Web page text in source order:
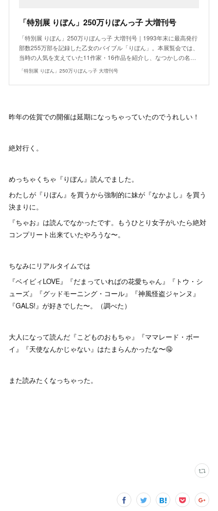
「特別展 りぼん」250万りぼんっ子 大増刊号
「特別展 りぼん」250万りぼんっ子 大増刊号｜1993年末に最高発行
部数255万部を記録した乙女のバイブル「りぼん」。本展覧会では、
当時の人気を支えていた11作家・16作品を紹介し、なつかしの名…
「特別展 りぼん」250万りぼんっ子 大増刊号
昨年の佐賀での開催は延期になっちゃっていたのでうれしい！
絶対行く。
めっちゃくちゃ『りぼん』読んでました。
わたしが『りぼん』を買うから強制的に妹が『なかよし』を買う
決まりに。
『ちゃお』は読んでなかったです。もうひとり女子がいたら絶対
コンプリート出来ていたやろうな〜。
ちなみにリアルタイムでは
『ベイビィLOVE』『だまっていればの花愛ちゃん』『トウ・シ
ューズ』『グッドモーニング・コール』『神風怪盗ジャンヌ』
『GALS!』が好きでした〜。（調べた）
大人になって読んだ『こどものおもちゃ』『ママレード・ボー
イ』『天使なんかじゃない』はたまらんかったな〜🤤
また読みたくなっちゃった。